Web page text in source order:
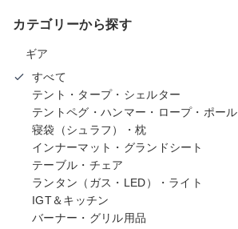
カテゴリーから探す
ギア
すべて
テント・タープ・シェルター
テントペグ・ハンマー・ロープ・ポール
寝袋（シュラフ）・枕
インナーマット・グランドシート
テーブル・チェア
ランタン（ガス・LED）・ライト
IGT＆キッチン
バーナー・グリル用品